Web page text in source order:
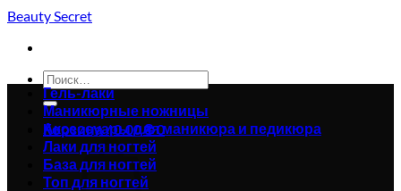
Skip
content
Beauty Secret
Искать:
Корзина /0.00₴0
Гель-лаки
Маникюрные ножницы
Аксессуары для маникюра и педикюра
Лаки для ногтей
База для ногтей
Топ для ногтей